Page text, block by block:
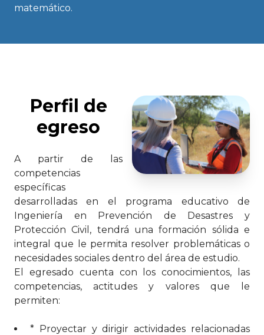
matemático.
Perfil de
egreso
A partir de las
competencias
específicas
desarrolladas en el programa educativo de
Ingeniería en Prevención de Desastres y
Protección Civil, tendrá una formación sólida e
integral que le permita resolver problemáticas o
necesidades sociales dentro del área de estudio.
El egresado cuenta con los conocimientos, las
competencias, actitudes y valores que le
permiten:
* Proyectar y dirigir actividades relacionadas